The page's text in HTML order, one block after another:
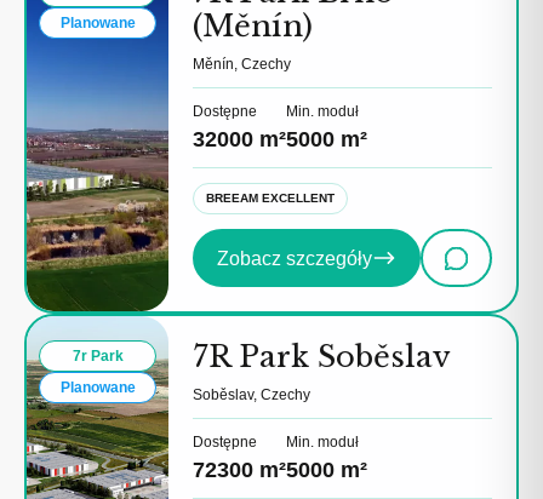
Planowane
(Měnín)
Měnín, Czechy
Dostępne
32000 m²
Min. moduł
5000 m²
BREEAM EXCELLENT
Zobacz szczegóły
7r Park
Planowane
7R Park Soběslav
Soběslav, Czechy
Dostępne
72300 m²
Min. moduł
5000 m²